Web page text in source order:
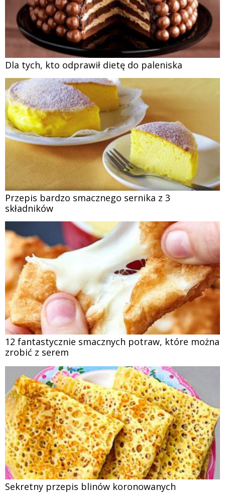
Dla tych, kto odprawił dietę do paleniska
Przepis bardzo smacznego sernika z 3
składników
12 fantastycznie smacznych potraw, które można
zrobić z serem
Sekretny przepis blinów koronowanych